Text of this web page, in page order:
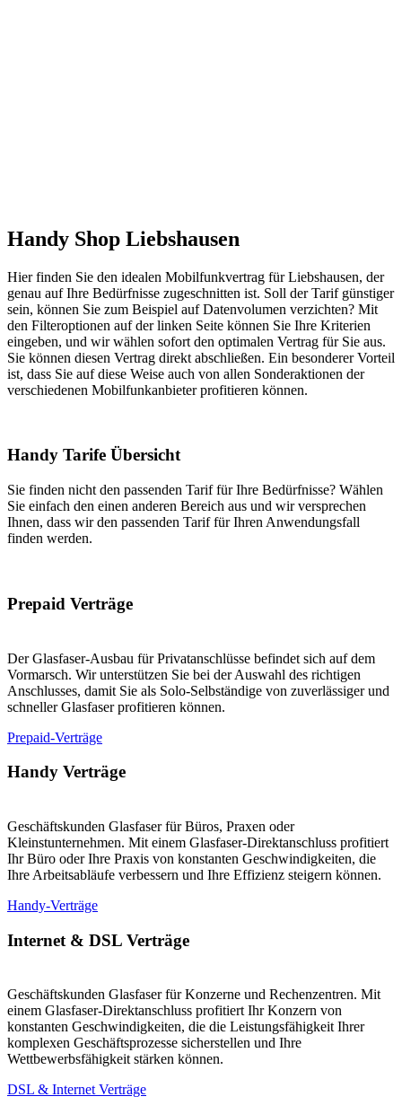
Handy Shop Liebshausen
Hier finden Sie den idealen Mobilfunkvertrag für Liebshausen, der
genau auf Ihre Bedürfnisse zugeschnitten ist. Soll der Tarif günstiger
sein, können Sie zum Beispiel auf Datenvolumen verzichten? Mit
den Filteroptionen auf der linken Seite können Sie Ihre Kriterien
eingeben, und wir wählen sofort den optimalen Vertrag für Sie aus.
Sie können diesen Vertrag direkt abschließen. Ein besonderer Vorteil
ist, dass Sie auf diese Weise auch von allen Sonderaktionen der
verschiedenen Mobilfunkanbieter profitieren können.
Handy Tarife Übersicht
Sie finden nicht den passenden Tarif für Ihre Bedürfnisse? Wählen
Sie einfach den einen anderen Bereich aus und wir versprechen
Ihnen, dass wir den passenden Tarif für Ihren Anwendungsfall
finden werden.
Prepaid Verträge
Der Glasfaser-Ausbau für Privatanschlüsse befindet sich auf dem
Vormarsch. Wir unterstützen Sie bei der Auswahl des richtigen
Anschlusses, damit Sie als Solo-Selbständige von zuverlässiger und
schneller Glasfaser profitieren können.
Prepaid-Verträge
Handy Verträge
Geschäftskunden Glasfaser für Büros, Praxen oder
Kleinstunternehmen. Mit einem Glasfaser-Direktanschluss profitiert
Ihr Büro oder Ihre Praxis von konstanten Geschwindigkeiten, die
Ihre Arbeitsabläufe verbessern und Ihre Effizienz steigern können.
Handy-Verträge
Internet & DSL Verträge
Geschäftskunden Glasfaser für Konzerne und Rechenzentren. Mit
einem Glasfaser-Direktanschluss profitiert Ihr Konzern von
konstanten Geschwindigkeiten, die die Leistungsfähigkeit Ihrer
komplexen Geschäftsprozesse sicherstellen und Ihre
Wettbewerbsfähigkeit stärken können.
DSL & Internet Verträge